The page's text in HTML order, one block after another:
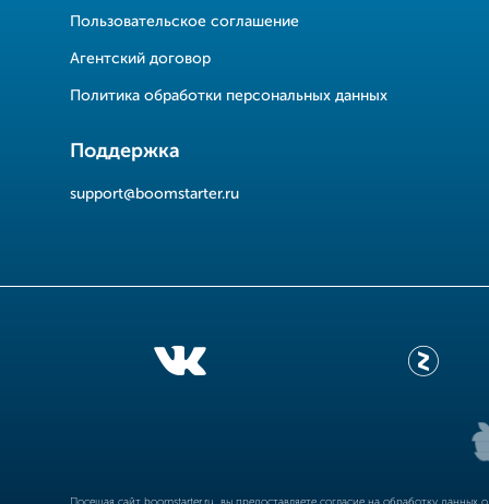
Пользовательское соглашение
Агентский договор
Политика обработки персональных данных
Поддержка
support@boomstarter.ru
Посещая сайт boomstarter.ru , вы предоставляете согласие на обработку